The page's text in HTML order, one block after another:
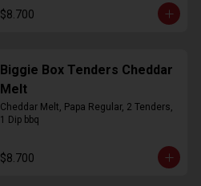
$8.700
Biggie Box Tenders Cheddar
Melt
Cheddar Melt, Papa Regular, 2 Tenders,
1 Dip bbq
$8.700